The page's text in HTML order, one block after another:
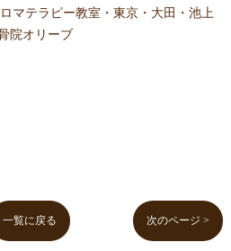
マテラピー教室・東京・大田・池上
院オリーブ
一覧に戻る 次のページ >